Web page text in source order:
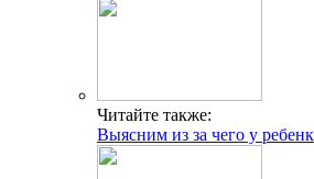
Читайте также:
Выясним из за чего у